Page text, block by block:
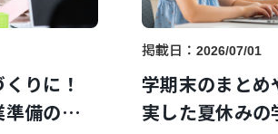
りに！
備のポ
掲載日： 2026/07/01
学期末のまとめ
実した夏休みの